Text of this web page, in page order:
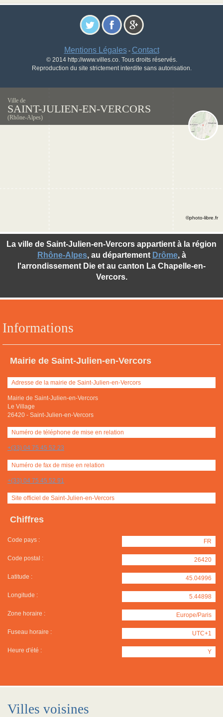
Mentions Légales- Contact
© 2014 http://www.villes.co. Tous droits réservés.
Reproduction du site strictement interdite sans autorisation.
Ville de
SAINT-JULIEN-EN-VERCORS
(Rhône-Alpes)
Informations
Mairie de Saint-Julien-en-Vercors
Adresse de la mairie de Saint-Julien-en-Vercors
Mairie de Saint-Julien-en-Vercors
Le Village
26420 - Saint-Julien-en-Vercors
Numéro de téléphone de mise en relation
+(33) 04 75 45 52 23
Numéro de fax de mise en relation
+(33) 04 75 45 52 91
Site officiel de Saint-Julien-en-Vercors
Chiffres
Code pays : FR
Code postal : 26420
Latitude : 45.04996
Longitude : 5.44898
Zone horaire : Europe/Paris
Fuseau horaire : UTC+1
Heure d'été : Y
La ville de Saint-Julien-en-Vercors appartient à la région
Rhône-Alpes, au département Drôme, à
l'arrondissement Die et au canton La Chapelle-en-
Vercors.
©photo-libre.fr
Villes voisines